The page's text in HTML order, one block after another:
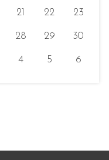
21 22 23
28 29 30
4 5 6